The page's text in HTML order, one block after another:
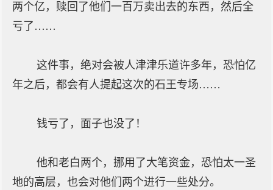
两个亿，赎回了他们一百万卖出去的东西，然后全
亏了……
这件事，绝对会被人津津乐道许多年，恐怕亿
年之后，都会有人提起这次的石王专场……
钱亏了，面子也没了！
他和老白两个，挪用了大笔资金，恐怕太一圣
地的高层，也会对他们两个进行一些处分。